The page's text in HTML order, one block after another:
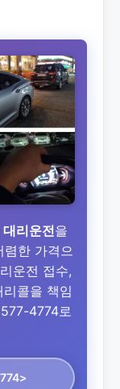
리운전을
렴한 가격으
운전 접수,
콜을 책임
4774로